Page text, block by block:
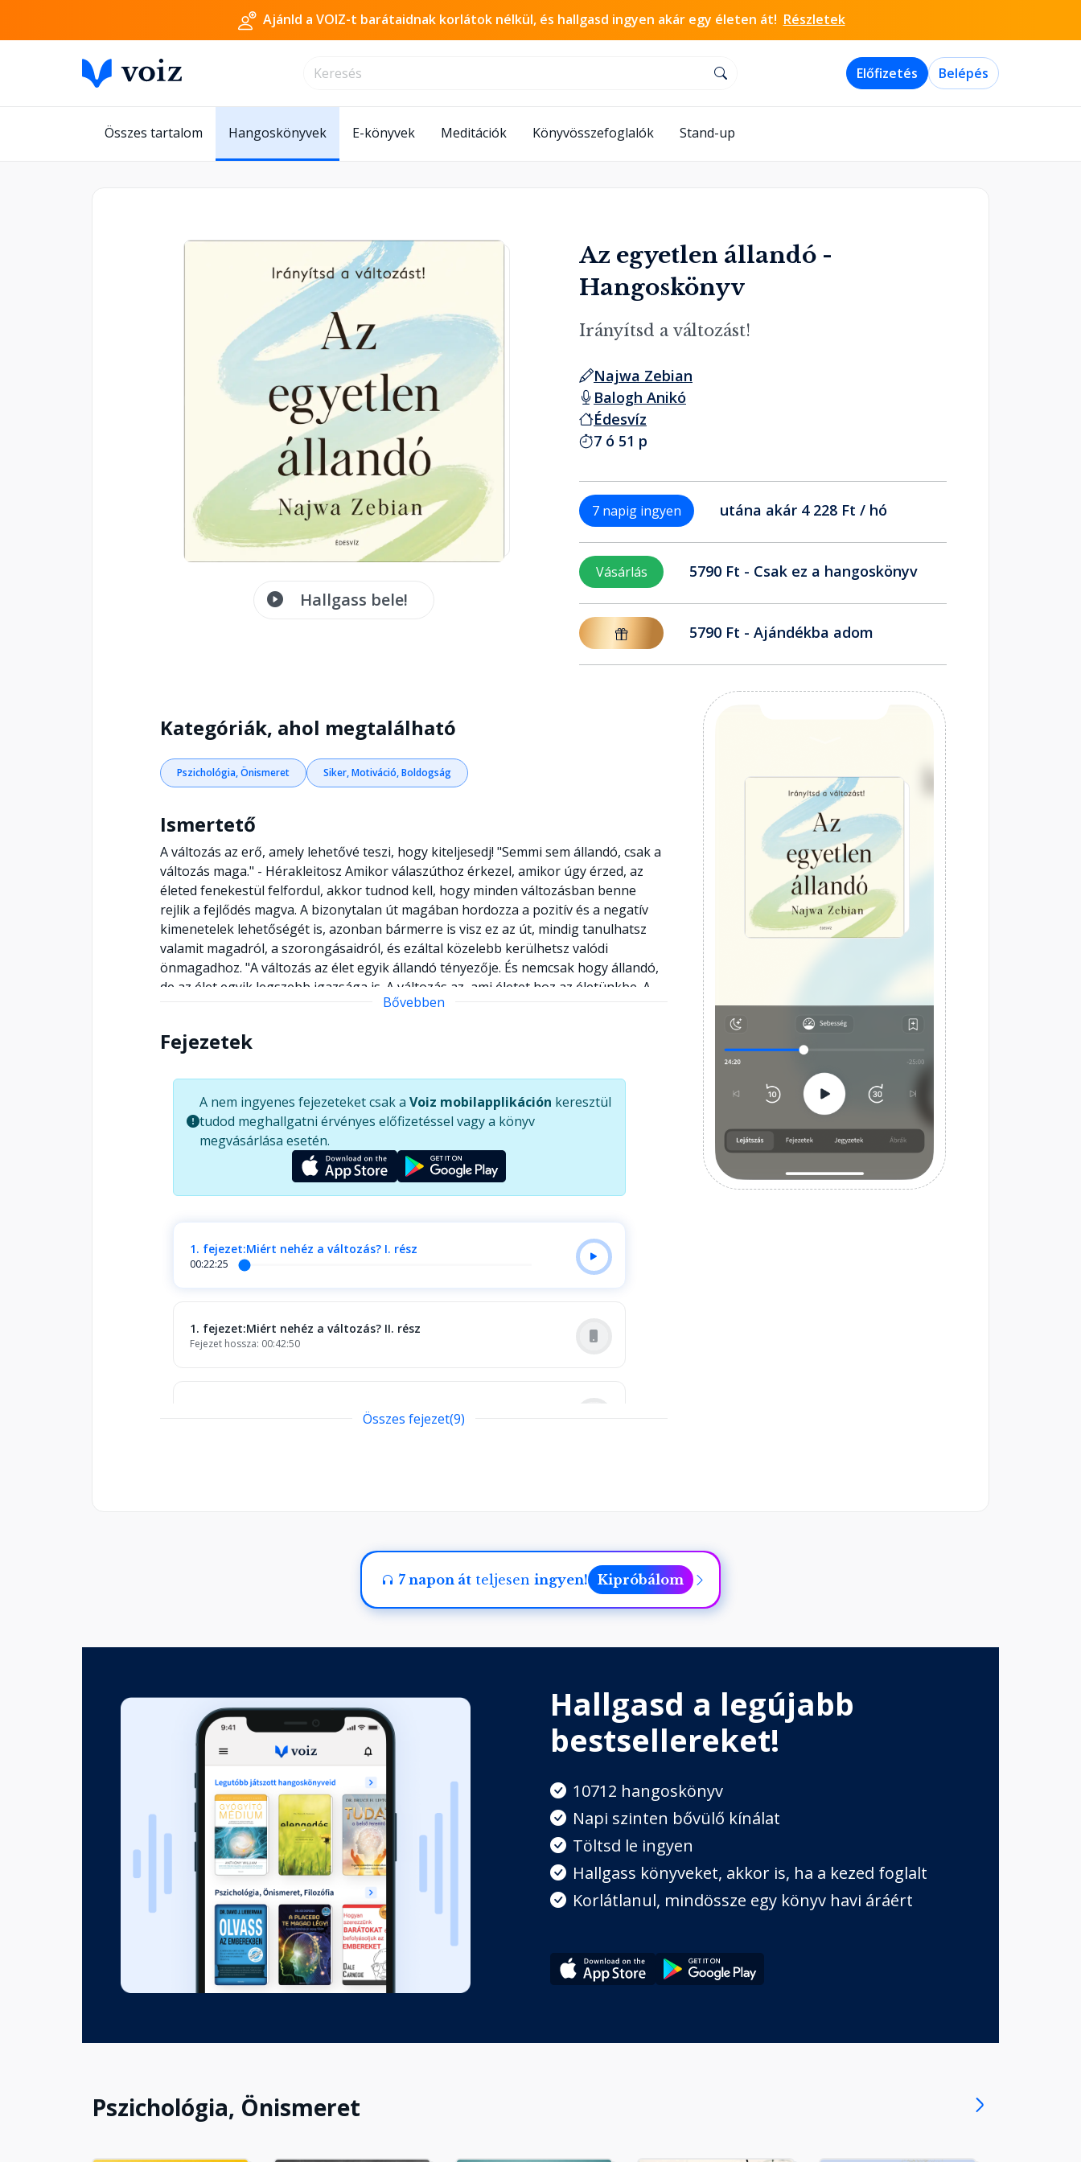
Ajánld a VOIZ-t barátaidnak korlátok nélkül, és hallgasd ingyen akár egy életen át! Részletek
Előfizetés Belépés
Összes tartalom Hangoskönyvek E-könyvek Meditációk Könyvösszefoglalók Stand-up
Hallgass bele!
Az egyetlen állandó -
Hangoskönyv
Irányítsd a változást!
Najwa Zebian
Balogh Anikó
Édesvíz
7 ó 51 p
7 napig ingyen utána akár 4 228 Ft / hó
Vásárlás 5790 Ft - Csak ez a hangoskönyv
5790 Ft - Ajándékba adom
Kategóriák, ahol megtalálható
Pszichológia, Önismeret Siker, Motiváció, Boldogság
Ismertető
A változás az erő, amely lehetővé teszi, hogy kiteljesedj! "Semmi sem állandó, csak a
változás maga." - Hérakleitosz Amikor válaszúthoz érkezel, amikor úgy érzed, az
életed fenekestül felfordul, akkor tudnod kell, hogy minden változásban benne
rejlik a fejlődés magva. A bizonytalan út magában hordozza a pozitív és a negatív
kimenetelek lehetőségét is, azonban bármerre is visz ez az út, mindig tanulhatsz
valamit magadról, a szorongásaidról, és ezáltal közelebb kerülhetsz valódi
önmagadhoz. "A változás az élet egyik állandó tényezője. És nemcsak hogy állandó,
de az élet egyik legszebb igazsága is. A változás az, ami életet hoz az életünkbe. A
változás az autentikus átalakulás kapuja." - Najwa Zebian Najwa Zebian könyve egy
terepen vezet végig téged. A szerző segítségével átlendülhetsz azokon a váratlan
viselned. A könyvben felmerülő témák, kérdések és megerősítő gyakorlatok
csillapítják a benned felmerülő bizonytalanságot. A szerző segít elengedni az
aggodalmaidat, teret nyitni az új befogadására, és rávilágít ezeknek a zűrzavaros
átmeneti időszakoknak a szükségességére és szépségére. Ne engedd, hogy az
ismeretlentől való félelem saját fejlődésed és a lehetőségeid útjába álljanak! Öleld
magadhoz a változást, és alakítsd át az életedet!
Bővebben
Fejezetek
A nem ingyenes fejezeteket csak a Voiz mobilapplikáción keresztül
tudod meghallgatni érvényes előfizetéssel vagy a könyv
megvásárlása esetén.
1. fejezet:Miért nehéz a változás? I. rész
00:22:25
1. fejezet:Miért nehéz a változás? II. rész
Fejezet hossza: 00:42:50
2. fejezet: Mi tart vissza attól, hogy változtassunk?
4. fejezet: Változások, amelyeket mi választunk
5. fejezet: Változtatások, amelyeket meg kell tennünk
6. fejezet: Amikor a változás nem a várt módon történik
Fejezet hossza: 01:00:38
7. fejezet: A változás mozgatórugói
Fejezet hossza: 00:59:11
8. fejezet: A változás megragadásának szépsége
Fejezet hossza: 00:46:33
Összes fejezet(9)
7 napon át teljesen ingyen! Kipróbálom
Hallgasd a legújabb
bestsellereket!
10712 hangoskönyv
Napi szinten bővülő kínálat
Töltsd le ingyen
Hallgass könyveket, akkor is, ha a kezed foglalt
Korlátlanul, mindössze egy könyv havi áráért
Pszichológia, Önismeret